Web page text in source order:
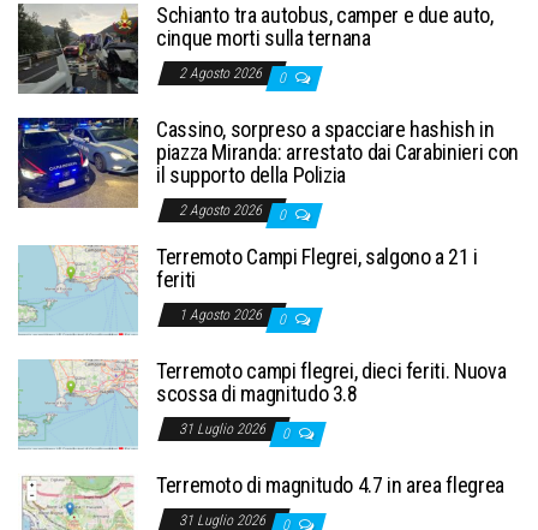
Schianto tra autobus, camper e due auto,
cinque morti sulla ternana
2 Agosto 2026 0
Cassino, sorpreso a spacciare hashish in
piazza Miranda: arrestato dai Carabinieri con
il supporto della Polizia
2 Agosto 2026 0
Terremoto Campi Flegrei, salgono a 21 i
feriti
1 Agosto 2026 0
Terremoto campi flegrei, dieci feriti. Nuova
scossa di magnitudo 3.8
31 Luglio 2026 0
Terremoto di magnitudo 4.7 in area flegrea
31 Luglio 2026 0